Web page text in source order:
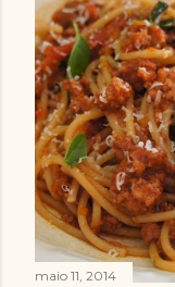
t
a
g
e
n
s
maio 11, 2014